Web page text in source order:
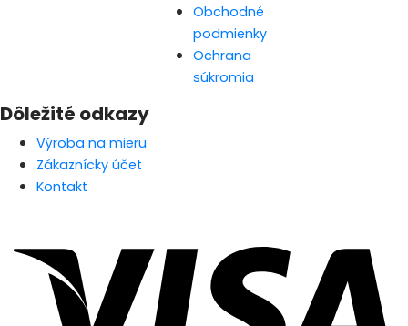
Obchodné
podmienky
Ochrana
súkromia
Dôležité odkazy
Výroba na mieru
Zákaznícky účet
Kontakt